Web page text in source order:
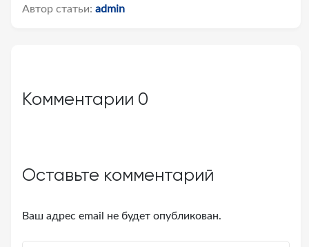
Автор статьи: admin
Комментарии 0
Оставьте комментарий
Ваш адрес email не будет опубликован.